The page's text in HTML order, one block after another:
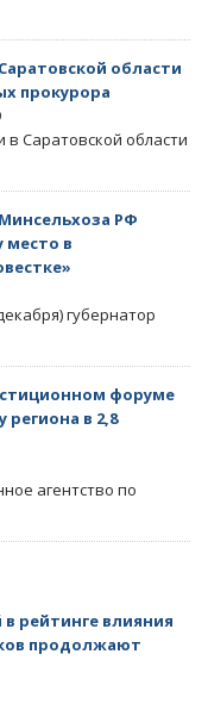
области
прокурора
Саратовской области
РФ
место в
губернатор
форуме
в 2,8
агентство по
рейтинге влияния
продолжают